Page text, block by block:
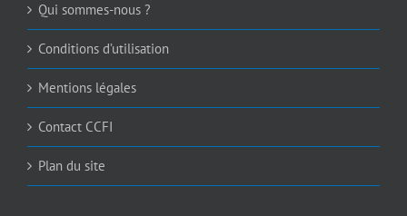
Qui sommes-nous ?
Conditions d’utilisation
Mentions légales
Contact CCFI
Plan du site